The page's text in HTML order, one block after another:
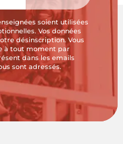
soient utilisées
Vos données
désinscription. Vous
à tout moment par
dans les emails
sont adressés.